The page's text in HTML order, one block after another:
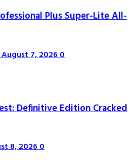
Plus Super-Lite All-
August 7, 20260
Definitive Edition Cracked
8, 20260